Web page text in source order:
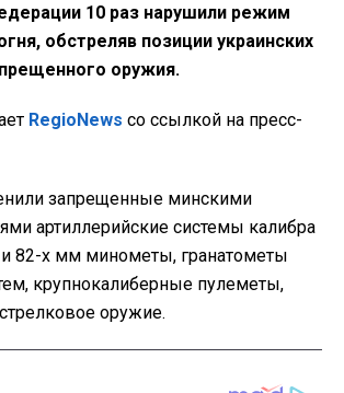
10 раз нарушили режим
обстреляв позиции украинских
оружия.
RegioNews со ссылкой на пресс-
запрещенные минскими
артиллерийские системы калибра
82-х мм минометы, гранатометы
крупнокалиберные пулеметы,
оружие.